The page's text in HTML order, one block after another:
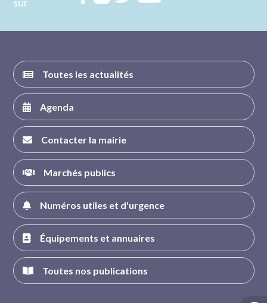
Toutes les actualités
Agenda
Contacter la mairie
Marchés publics
Numéros utiles et d'urgence
Équipements et annuaires
Toutes nos publications